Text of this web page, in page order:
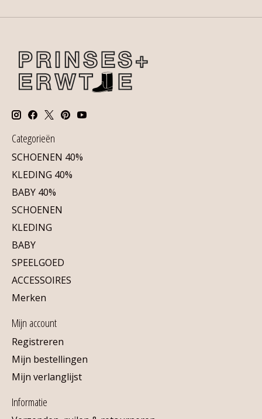
Categorieën
SCHOENEN 40%
KLEDING 40%
BABY 40%
SCHOENEN
KLEDING
BABY
SPEELGOED
ACCESSOIRES
Merken
Mijn account
Registreren
Mijn bestellingen
Mijn verlanglijst
Informatie